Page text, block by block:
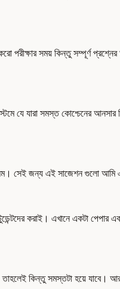
পরীক্ষার সময় কিন্তু সম্পূর্ণ
যে যারা সমস্ত কোশ্চেনের
সেই জন্য এই সাজেশন গুলো
করাই। এখানে একটা পেপার
কিন্তু সমস্তটা হয়ে যাবে।